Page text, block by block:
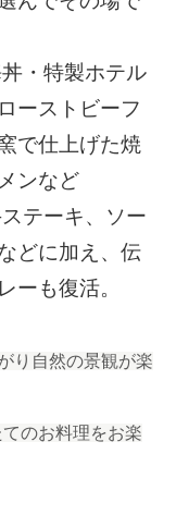
・特製ホテル
ーストビーフ
で仕上げた焼
ンなど
テーキ、ソー
どに加え、伝
ーも復活。
り自然の景観が楽
のお料理をお楽